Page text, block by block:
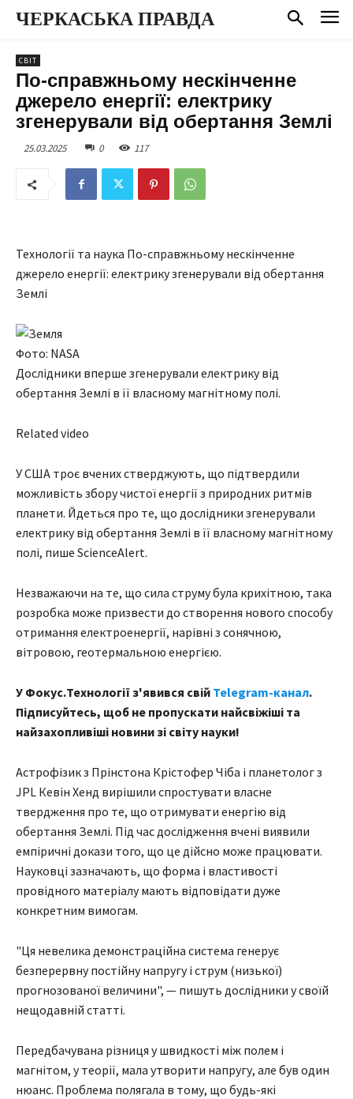
ЧЕРКАСЬКА ПРАВДА
СВІТ
По-справжньому нескінченне
джерело енергії: електрику
згенерували від обертання Землі
25.03.2025 0 117
Технології та наука По-справжньому нескінченне
джерело енергії: електрику згенерували від обертання
Землі
Фото: NASA
Дослідники вперше згенерували електрику від
обертання Землі в її власному магнітному полі.
Related video
У США троє вчених стверджують, що підтвердили
можливість збору чистої енергії з природних ритмів
планети. Йдеться про те, що дослідники згенерували
електрику від обертання Землі в її власному магнітному
полі, пише ScienceAlert.
Незважаючи на те, що сила струму була крихітною, така
розробка може призвести до створення нового способу
отримання електроенергії, нарівні з сонячною,
вітровою, геотермальною енергією.
У Фокус.Технології з'явився свій Telegram-канал.
Підписуйтесь, щоб не пропускати найсвіжіші та
найзахопливіші новини зі світу науки!
Астрофізик з Прінстона Крістофер Чіба і планетолог з
JPL Кевін Хенд вирішили спростувати власне
твердження про те, що отримувати енергію від
обертання Землі. Під час дослідження вчені виявили
емпіричні докази того, що це дійсно може працювати.
Науковці зазначають, що форма і властивості
провідного матеріалу мають відповідати дуже
конкретним вимогам.
"Ця невелика демонстраційна система генерує
безперервну постійну напругу і струм (низької)
прогнозованої величини", — пишуть дослідники у своїй
нещодавній статті.
Передбачувана різниця у швидкості між полем і
магнітом, у теорії, мала утворити напругу, але був один
нюанс. Проблема полягала в тому, що будь-які